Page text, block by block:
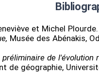
et Michel Plourde.
Musée des Abénakis,
préliminaire de l'évolution
de géographie,